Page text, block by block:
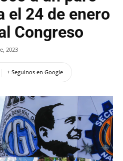
el 24 de enero
Congreso
2023
+ Seguinos en Google